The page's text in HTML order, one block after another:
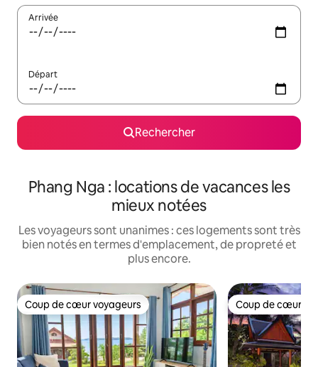
Arrivée
Départ
Rechercher
Phang Nga : locations de vacances les
mieux notées
Les voyageurs sont unanimes : ces logements sont très
bien notés en termes d'emplacement, de propreté et
plus encore.
Coup de cœur voyageurs
Coup de cœur voyageurs Coup de cœur
Coup de cœur